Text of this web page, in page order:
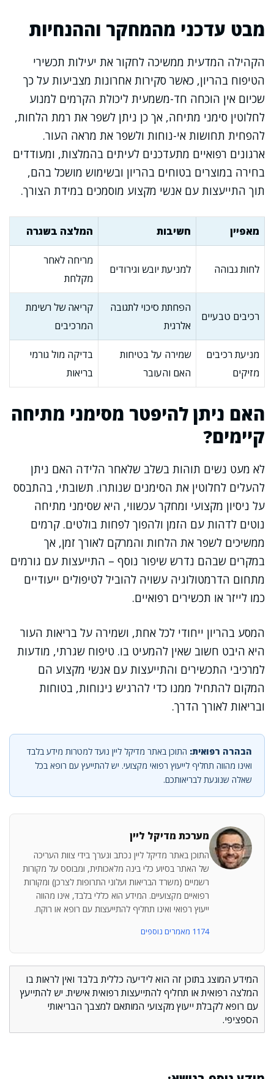
מבט עדכני מהמחקר וההנחיות
הקהילה המדעית ממשיכה לחקור את יעילות תכשירי
הטיפוח בהריון, כאשר סקירות אחרונות מצביעות על כך
שכיום אין הוכחה חד-משמעית ליכולת הקרמים למנוע
לחלוטין סימני מתיחה, אך כן ניתן לשפר את רמת הלחות,
להפחית תחושות אי-נוחות ולשפר את מראה העור.
ארגונים רפואיים מתעדכנים לעיתים בהמלצות, ומעודדים
בחירה במוצרים בטוחים בהריון ובשימוש מושכל בהם,
תוך התייעצות עם אנשי מקצוע מוסמכים במידת הצורך.
מאפיין חשיבות המלצה בשגרה
לחות גבוהה למניעת יובש וגירודים
מריחה לאחר
מקלחת
רכיבים טבעיים
הפחתת סיכוי לתגובה
אלרגית
קריאה של רשימת
המרכיבים
מניעת רכיבים
מזיקים
שמירה על בטיחות
האם והעובר
בדיקה מול גורמי
בריאות
האם ניתן להיפטר מסימני מתיחה
קיימים?
לא מעט נשים תוהות בשלב שלאחר הלידה האם ניתן
להעלים לחלוטין את הסימנים שנותרו. תשובתי, בהתבסס
על ניסיון מקצועי ומחקר עכשווי, היא שסימני מתיחה
נוטים לדהות עם הזמן ולהפוך לפחות בולטים. קרמים
ממשיכים לשפר את הלחות והמרקם לאורך זמן, אך
במקרים שבהם נדרש שיפור נוסף – התייעצות עם גורמים
מתחום הדרמטולוגיה עשויה להוביל לטיפולים ייעודיים
כמו לייזר או תכשירים רפואיים.
המסע בהריון ייחודי לכל אחת, ושמירה על בריאות העור
היא היבט חשוב שאין להמעיט בו. טיפוח שגרתי, מודעות
למרכיבי התכשירים והתייעצות עם אנשי מקצוע הם
המקום להתחיל ממנו כדי להרגיש נינוחות, בטוחות
ובריאות לאורך הדרך.
הבהרה רפואית: התוכן באתר מדיקל ליין נועד למטרות מידע בלבד
ואינו מהווה תחליף לייעוץ רפואי מקצועי. יש להתייעץ עם רופא בכל
שאלה שנוגעת לבריאותכם.
מערכת מדיקל ליין
התוכן באתר מדיקל ליין נכתב ונערך בידי צוות העריכה
של האתר בסיוע כלי בינה מלאכותית, ומבוסס על מקורות
רשמיים (משרד הבריאות ועלוני התרופות לצרכן) ומקורות
רפואיים מקצועיים. המידע הוא כללי בלבד, אינו מהווה
ייעוץ רפואי ואינו תחליף להתייעצות עם רופא או רוקח.
1174 מאמרים נוספים
המידע המוצג בתוכן זה הוא לידיעה כללית בלבד ואין לראות בו
המלצה רפואית או תחליף להתייעצות רפואית אישית. יש להתייעץ
עם רופא לקבלת ייעוץ מקצועי המותאם למצבך הבריאותי
הספציפי.